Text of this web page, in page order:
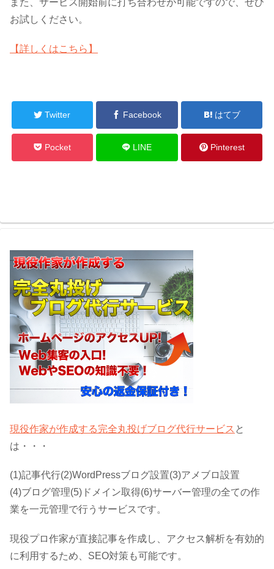
また、サービス開始前に打ち合わせが可能ですので、ぜひ
お試しください。
【詳しくはこちら】
Twitter Facebook はてブ
Pocket LINE Pinterest
現役作家が作成する完全丸投げブログ代行サービス と
は・・・
(1)記事代行(2)WordPressブログ設置(3)アメブロ設置
(4)ブログ管理(5)ドメイン取得(6)サーバー管理の全ての作
業を一元管理で行うサービスです。
現役プロ作家が直接記事を作成し、アクセス解析を有効的
に利用するため、SEO対策も可能です。